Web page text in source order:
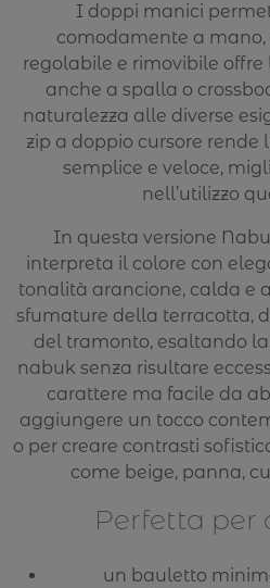
I doppi manici
comodamente a
regolabile e rimovibile
anche a spalla o
naturalezza alle diverse
zip a doppio cursore rende
semplice e veloce,
nell’utilizzo
In questa versione
interpreta il colore con
tonalità arancione, calda e
sfumature della terracotta,
del tramonto, esaltando
nabuk senza risultare
carattere ma facile da
aggiungere un tocco
o per creare contrasti
come beige, panna,
Perfetta per
un bauletto